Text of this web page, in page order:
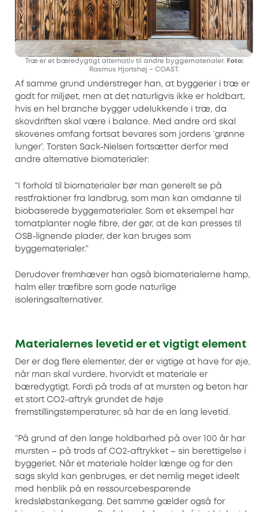
Træ er et bæredygtigt alternativ til andre byggematerialer. Foto:
Rasmus Hjortshøj – COAST.
Af samme grund understreger han, at byggerier i træ er
godt for miljøet, men at det naturligvis ikke er holdbart,
hvis en hel branche bygger udelukkende i træ, da
skovdriften skal være i balance. Med andre ord skal
skovenes omfang fortsat bevares som jordens ‘grønne
lunger’. Torsten Sack-Nielsen fortsætter derfor med
andre alternative biomaterialer:
“I forhold til biomaterialer bør man generelt se på
restfraktioner fra landbrug, som man kan omdanne til
biobaserede byggematerialer. Som et eksempel har
tomatplanter nogle fibre, der gør, at de kan presses til
OSB-lignende plader, der kan bruges som
byggematerialer.”
Derudover fremhæver han også biomaterialerne hamp,
halm eller træfibre som gode naturlige
isoleringsalternativer.
Materialernes levetid er et vigtigt element
Der er dog flere elementer, der er vigtige at have for øje,
når man skal vurdere, hvorvidt et materiale er
bæredygtigt. Fordi på trods af at mursten og beton har
et stort CO2-aftryk grundet de høje
fremstillingstemperaturer, så har de en lang levetid.
“På grund af den lange holdbarhed på over 100 år har
mursten – på trods af CO2-aftrykket – sin berettigelse i
byggeriet. Når et materiale holder længe og for den
sags skyld kan genbruges, er det nemlig meget ideelt
med henblik på en ressourcebesparende
kredsløbstankegang. Det samme gælder også for